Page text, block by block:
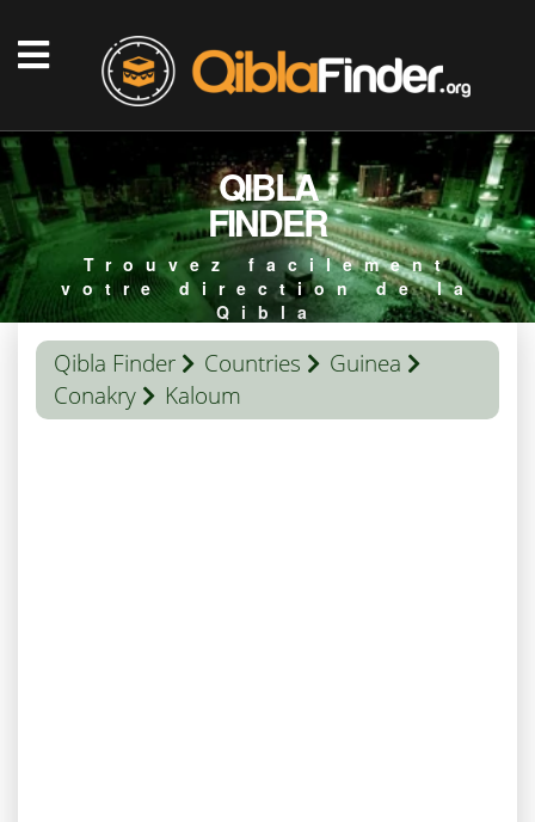
QIBLA
FINDER
Trouvez facilement
votre direction de la
Qibla
Qibla Finder Countries
Guinea
Conakry
Kaloum